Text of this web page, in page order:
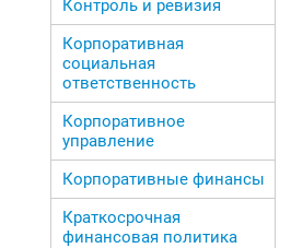
Контроль и ревизия
Корпоративная
социальная
ответственность
Корпоративное
управление
Корпоративные финансы
Краткосрочная
финансовая политика